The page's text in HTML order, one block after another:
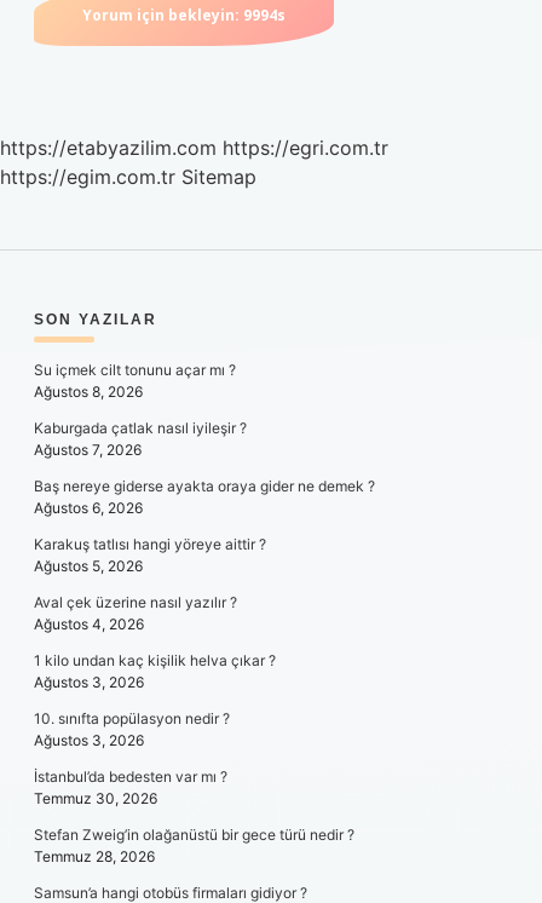
https://etabyazilim.com https://egri.com.tr
https://egim.com.tr Sitemap
SIDEBAR
SON YAZILAR
Su içmek cilt tonunu açar mı ?
Ağustos 8, 2026
Kaburgada çatlak nasıl iyileşir ?
Ağustos 7, 2026
Baş nereye giderse ayakta oraya gider ne demek ?
Ağustos 6, 2026
Karakuş tatlısı hangi yöreye aittir ?
Ağustos 5, 2026
Aval çek üzerine nasıl yazılır ?
Ağustos 4, 2026
1 kilo undan kaç kişilik helva çıkar ?
Ağustos 3, 2026
10. sınıfta popülasyon nedir ?
Ağustos 3, 2026
İstanbul’da bedesten var mı ?
Temmuz 30, 2026
Stefan Zweig’in olağanüstü bir gece türü nedir ?
Temmuz 28, 2026
Samsun’a hangi otobüs firmaları gidiyor ?